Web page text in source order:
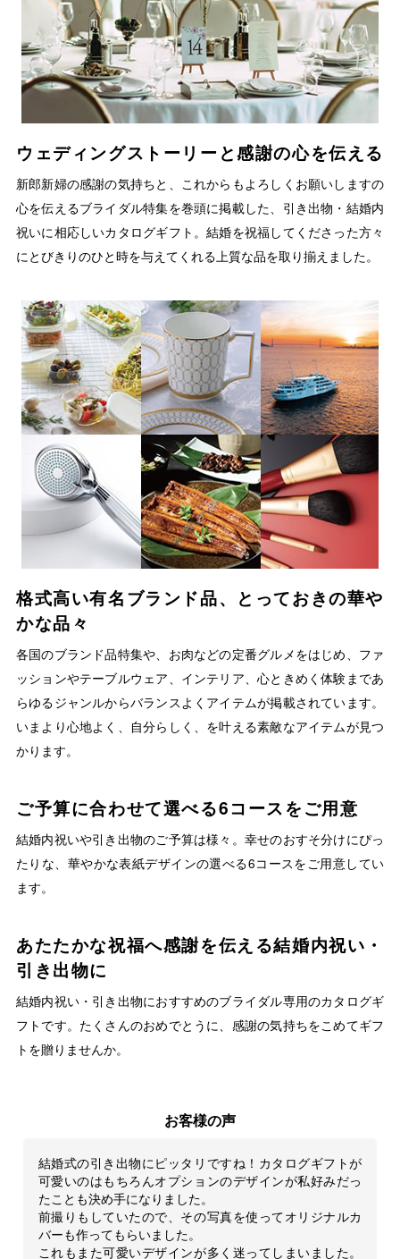
ウェディングストーリーと感謝の心を伝える
新郎新婦の感謝の気持ちと、これからもよろしくお願いしますの
心を伝えるブライダル特集を巻頭に掲載した、引き出物・結婚内
祝いに相応しいカタログギフト。結婚を祝福してくださった方々
にとびきりのひと時を与えてくれる上質な品を取り揃えました。
格式高い有名ブランド品、とっておきの華や
かな品々
各国のブランド品特集や、お肉などの定番グルメをはじめ、ファ
ッションやテーブルウェア、インテリア、心ときめく体験まであ
らゆるジャンルからバランスよくアイテムが掲載されています。
いまより心地よく、自分らしく、を叶える素敵なアイテムが見つ
かります。
ご予算に合わせて選べる6コースをご用意
結婚内祝いや引き出物のご予算は様々。幸せのおすそ分けにぴっ
たりな、華やかな表紙デザインの選べる6コースをご用意してい
ます。
あたたかな祝福へ感謝を伝える結婚内祝い・
引き出物に
結婚内祝い・引き出物におすすめのブライダル専用のカタログギ
フトです。たくさんのおめでとうに、感謝の気持ちをこめてギフ
トを贈りませんか。
お客様の声
結婚式の引き出物にピッタリですね！カタログギフトが
可愛いのはもちろんオプションのデザインが私好みだっ
たことも決め手になりました。
前撮りもしていたので、その写真を使ってオリジナルカ
バーも作ってもらいました。
これもまた可愛いデザインが多く迷ってしまいました。